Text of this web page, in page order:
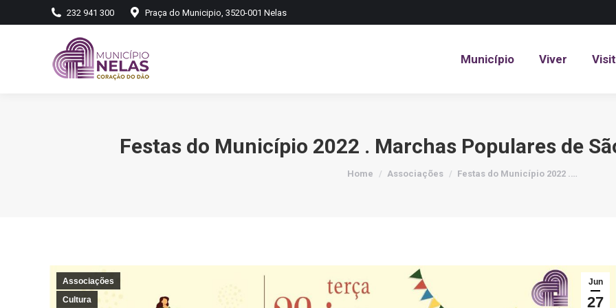
232 941 300 Praça do Municipio, 3520-001 Nelas
Município Viver
Festas do Município 2022 . Marchas Populares de
You are here:
Home Associações Festas do Município 2022 .…
Jun
27
Associações
Cultura
Município Viver